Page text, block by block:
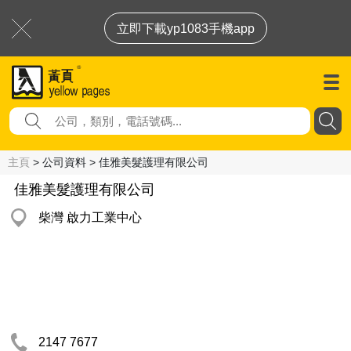
立即下載yp1083手機app
主頁 > 公司資料 > 佳雅美髮護理有限公司
佳雅美髮護理有限公司
柴灣 啟力工業中心
2147 7677